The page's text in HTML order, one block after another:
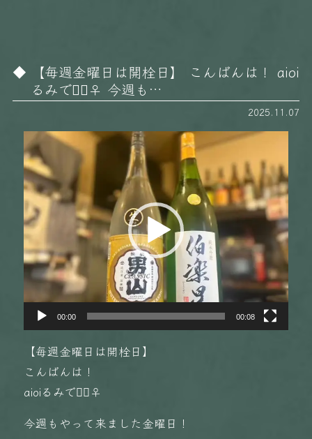
【毎週金曜日は開栓日】 こんばんは！ aioi
るみです🏻‍♀️ 今週も…
2025.11.07
動
画
プ
レ
ー
ヤ
ー
00:00 00:08
【毎週金曜日は開栓日】
こんばんは！
aioiるみです🏻‍♀️
今週もやって来ました金曜日！